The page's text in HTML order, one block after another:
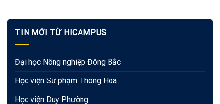
TIN MỚI TỪ HICAMPUS
Đại học Nông nghiệp Đông Bắc
Học viện Sư phạm Thông Hóa
Học viện Duy Phường